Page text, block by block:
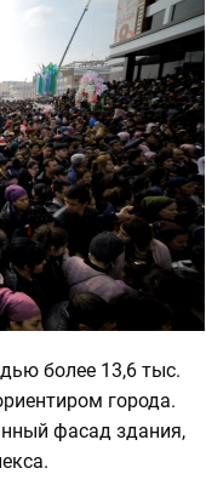
более 13,6 тыс.
города.
фасад здания,